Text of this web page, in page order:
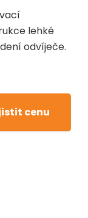
lehké
odvíječe.
cenu